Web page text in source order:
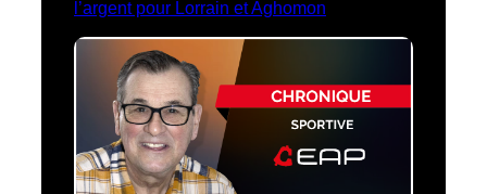
l’argent pour Lorrain et Aghomon